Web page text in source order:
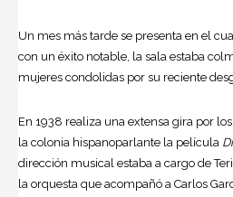
Un mes más tarde se presenta en el
con un éxito notable, la sala estaba
mujeres condolidas por su reciente
En 1938 realiza una extensa gira por
la colonia hispanoparlante la película
dirección musical estaba a cargo de
la orquesta que acompañó a Carlos